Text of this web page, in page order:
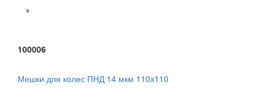
+
100006
Мешки для колес ПНД 14 мкм 110x110